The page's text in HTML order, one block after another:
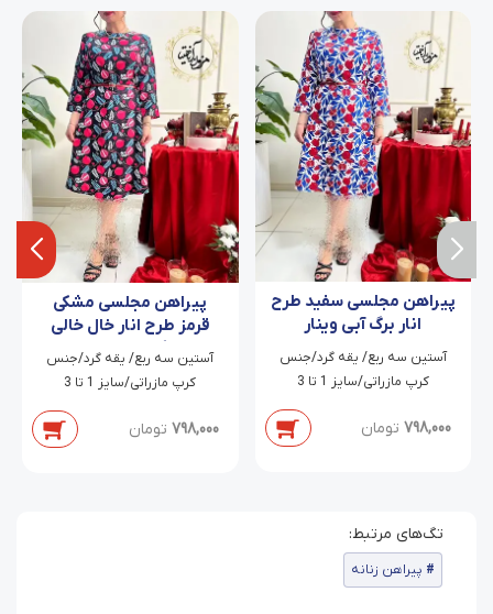
پیراهن مجلسی سفید طرح
انار برگ آبی وینار
آستین سه ربع/ یقه گرد/جنس
کرپ مازراتی/سایز 1 تا 3
798,000 تومان
پیراهن مجلسی مشکی
قرمز طرح انار خال خالی
برگی آبی ملیحا
آستین سه ربع/ یقه گرد/جنس
کرپ مازراتی/سایز 1 تا 3
798,000 تومان
پیراهن زنانه